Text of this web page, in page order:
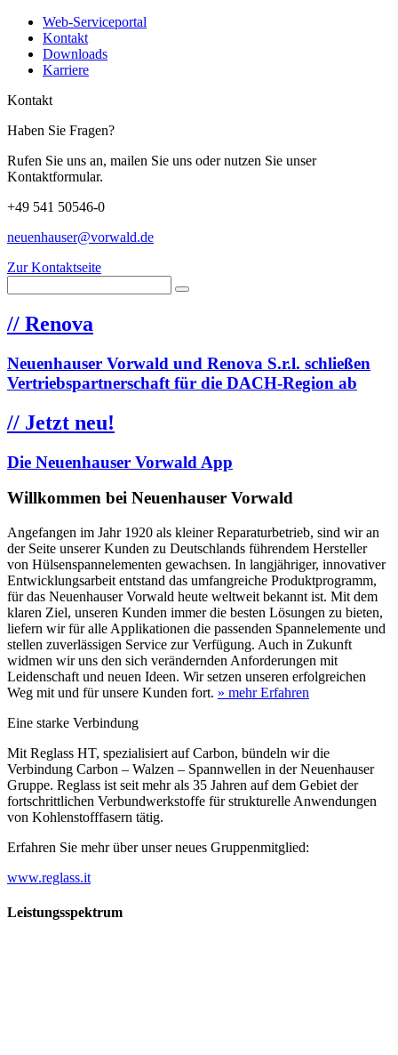
Web-Serviceportal
Kontakt
Downloads
Karriere
Kontakt
Haben Sie Fragen?
Rufen Sie uns an, mailen Sie uns oder nutzen Sie unser
Kontaktformular.
+49 541 50546-0
neuenhauser@vorwald.de
Zur Kontaktseite
// Renova
Neuenhauser Vorwald und Renova S.r.l. schließen
Vertriebspartnerschaft für die DACH-Region ab
// Jetzt neu!
Die Neuenhauser Vorwald App
Willkommen bei Neuenhauser Vorwald
Angefangen im Jahr 1920 als kleiner Reparaturbetrieb, sind wir an
der Seite unserer Kunden zu Deutschlands führendem Hersteller
von Hülsenspannelementen gewachsen. In langjähriger, innovativer
Entwicklungsarbeit entstand das umfangreiche Produktprogramm,
für das Neuenhauser Vorwald heute weltweit bekannt ist. Mit dem
klaren Ziel, unseren Kunden immer die besten Lösungen zu bieten,
liefern wir für alle Applikationen die passenden Spannelemente und
stellen zuverlässigen Service zur Verfügung. Auch in Zukunft
widmen wir uns den sich verändernden Anforderungen mit
Leidenschaft und neuen Ideen. Wir setzen unseren erfolgreichen
Weg mit und für unsere Kunden fort. » mehr Erfahren
Eine starke Verbindung
Mit Reglass HT, spezialisiert auf Carbon, bündeln wir die
Verbindung Carbon – Walzen – Spannwellen in der Neuenhauser
Gruppe. Reglass ist seit mehr als 35 Jahren auf dem Gebiet der
fortschrittlichen Verbundwerkstoffe für strukturelle Anwendungen
von Kohlenstofffasern tätig.
Erfahren Sie mehr über unser neues Gruppenmitglied:
www.reglass.it
Leistungsspektrum